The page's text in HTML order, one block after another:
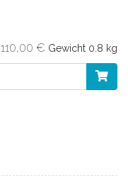
110,00 € Gewicht 0.8 kg